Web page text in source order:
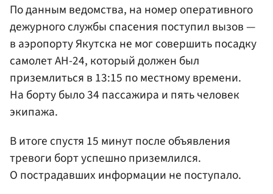
По данным ведомства, на номер оперативного
дежурного службы спасения поступил вызов —
в аэропорту Якутска не мог совершить посадку
самолет АН-24, который должен был
приземлиться в 13:15 по местному времени.
На борту было 34 пассажира и пять человек
экипажа.
В итоге спустя 15 минут после объявления
тревоги борт успешно приземлился.
О пострадавших информации не поступало.